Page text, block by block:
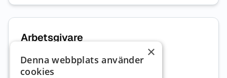
Arbetsgivare
Ecareer AB
×
Denna webbplats använder
cookies